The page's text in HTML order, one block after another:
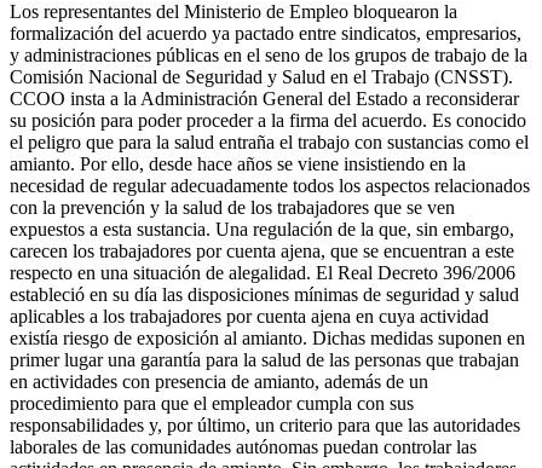
Los representantes del Ministerio de Empleo bloquearon la
formalización del acuerdo ya pactado entre sindicatos, empresarios,
y administraciones públicas en el seno de los grupos de trabajo de la
Comisión Nacional de Seguridad y Salud en el Trabajo (CNSST).
CCOO insta a la Administración General del Estado a reconsiderar
su posición para poder proceder a la firma del acuerdo. Es conocido
el peligro que para la salud entraña el trabajo con sustancias como el
amianto. Por ello, desde hace años se viene insistiendo en la
necesidad de regular adecuadamente todos los aspectos relacionados
con la prevención y la salud de los trabajadores que se ven
expuestos a esta sustancia. Una regulación de la que, sin embargo,
carecen los trabajadores por cuenta ajena, que se encuentran a este
respecto en una situación de alegalidad. El Real Decreto 396/2006
estableció en su día las disposiciones mínimas de seguridad y salud
aplicables a los trabajadores por cuenta ajena en cuya actividad
existía riesgo de exposición al amianto. Dichas medidas suponen en
primer lugar una garantía para la salud de las personas que trabajan
en actividades con presencia de amianto, además de un
procedimiento para que el empleador cumpla con sus
responsabilidades y, por último, un criterio para que las autoridades
laborales de las comunidades autónomas puedan controlar las